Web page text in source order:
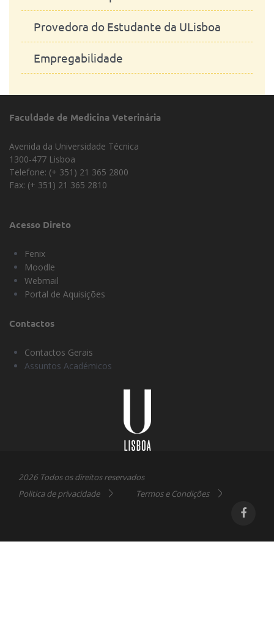
Provedora do Estudante da ULisboa
Empregabilidade
Faculdade de Medicina Veterinária
Avenida da Universidade Técnica
1300-477 Lisboa
Telefone: (+ 351) 21 365 2800
Fax: (+ 351) 21 365 2810
Acesso Direto
Fenix
Moodle
Webmail
Portal de Aquisições
Contactos
Contactos Gerais
Assuntos Académicos
2026 Todos os direitos reservados
Politica de privacidade
Termos e Condições